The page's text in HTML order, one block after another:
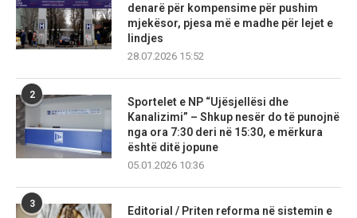
denarë për kompensime për pushim
mjekësor, pjesa më e madhe për lejet e
lindjes
28.07.2026 15:52
2
Sportelet e NP “Ujësjellësi dhe
Kanalizimi” – Shkup nesër do të punojnë
nga ora 7:30 deri në 15:30, e mërkura
është ditë jopune
05.01.2026 10:36
3
Editorial / Priten reforma në sistemin e